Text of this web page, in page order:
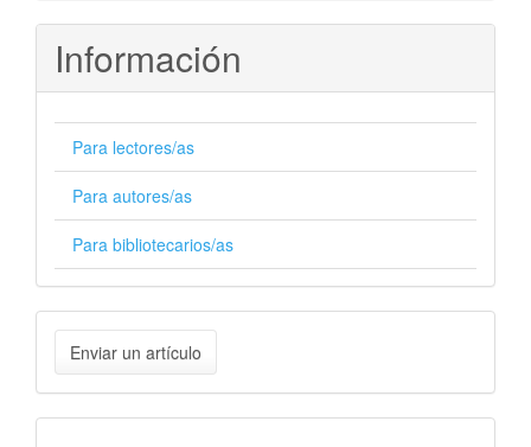
Información
Para lectores/as
Para autores/as
Para bibliotecarios/as
Enviar
un
artículo
Enviar un artículo